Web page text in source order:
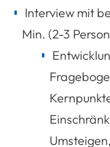
Interview mit
Min. (2-3